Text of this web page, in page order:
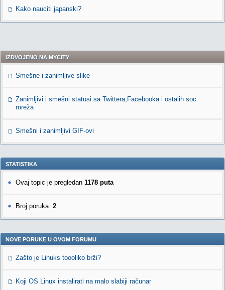
Kako nauciti japanski?
IZDVOJENO NA MYCITY
Smešne i zanimljive slike
Zanimljivi i smešni statusi sa Twittera,Facebooka i ostalih soc.
mreža
Smešni i zanimljivi GIF-ovi
STATISTIKA
Ovaj topic je pregledan 1178 puta
Broj poruka: 2
NOVE PORUKE U OVOM FORUMU
Zašto je Linuks toooliko brži?
Koji OS Linux instalirati na malo slabiji računar